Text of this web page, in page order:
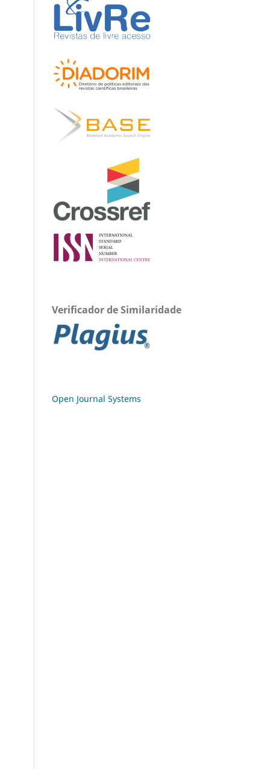
Verificador de Similaridade
Open Journal Systems